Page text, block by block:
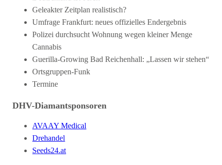
Geleakter Zeitplan realistisch?
Umfrage Frankfurt: neues offizielles Endergebnis
Polizei durchsucht Wohnung wegen kleiner Menge
Cannabis
Guerilla-Growing Bad Reichenhall: „Lassen wir stehen“
Ortsgruppen-Funk
Termine
DHV-Diamantsponsoren
AVAAY Medical
Drehandel
Seeds24.at